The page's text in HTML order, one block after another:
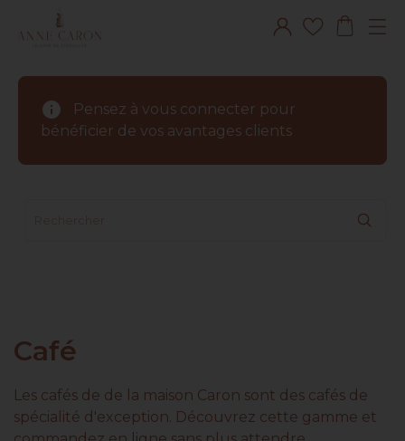
info
Pensez à vous connecter pour
bénéficier de vos avantages clients
Café
Les cafés de de la maison Caron sont des cafés de
spécialité d'exception. Découvrez cette gamme et